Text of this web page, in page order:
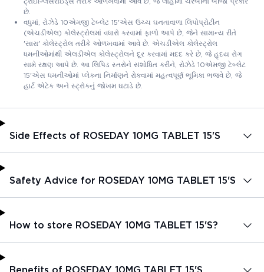
છે.
વધુમાં, રોઝેડે 10એમજી ટેબ્લેટ 15'એસ ઉચ્ચ ઘનતાવાળા લિપોપ્રોટીન
(એચડીએલ) કોલેસ્ટ્રોલમાં વધારો કરવામાં ફાળો આપે છે, જેને સામાન્ય રીતે
'સારા' કોલેસ્ટ્રોલ તરીકે ઓળખવામાં આવે છે. એચડીએલ કોલેસ્ટ્રોલ
ધમનીઓમાંથી એલડીએલ કોલેસ્ટ્રોલને દૂર કરવામાં મદદ કરે છે, જે હૃદય રોગ
સામે રક્ષણ આપે છે. આ લિપિડ સ્તરોને સંશોધિત કરીને, રોઝેડે 10એમજી ટેબ્લેટ
15'એસ ધમનીઓમાં પ્લેકના નિર્માણને રોકવામાં મહત્વપૂર્ણ ભૂમિકા ભજવે છે, જે
હાર્ટ એટેક અને સ્ટ્રોકનું જોખમ ઘટાડે છે.
Side Effects of ROSEDAY 10MG TABLET 15'S
Safety Advice for ROSEDAY 10MG TABLET 15'S
How to store ROSEDAY 10MG TABLET 15'S?
Benefits of ROSEDAY 10MG TABLET 15'S